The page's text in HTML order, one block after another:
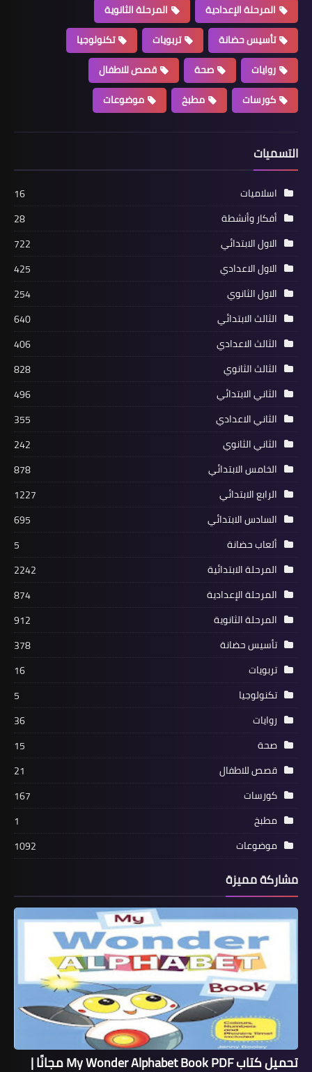
المرحلة الإعدادية
المرحلة الثانوية
تأسيس حضانة
تربويات
تكنولوجيا
روايات
صحة
قصص للاطفال
كورسات
مطبخ موضوعات
التسميات
اسلاميات
16
أفكار وأنشطة
28
الاول الابتدائي
722
الاول الاعدادي
425
الاول الثانوي
254
الثالث الابتدائي
640
الثالث الاعدادي
406
الثالث الثانوي
828
الثاني الابتدائي
496
الثاني الاعدادي
355
الثاني الثانوي
242
الخامس الابتدائي
878
الرابع الابتدائي
1227
السادس الابتدائي
695
ألعاب حضانة
5
المرحلة الابتدائية
2242
المرحلة الإعدادية
874
المرحلة الثانوية
912
تأسيس حضانة
378
تربويات
16
تكنولوجيا
5
روايات
36
صحة
15
قصص للاطفال
21
كورسات
167
مطبخ
1
موضوعات
1092
مشاركة مميزة
تحميل كتاب My Wonder Alphabet Book PDF مجانًا |